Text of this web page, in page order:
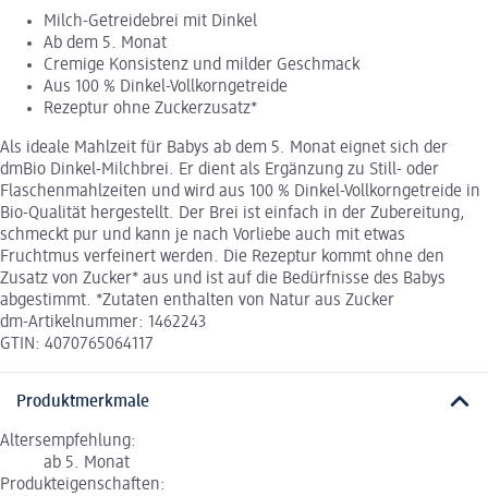
Milch-Getreidebrei mit Dinkel
Ab dem 5. Monat
Cremige Konsistenz und milder Geschmack
Aus 100 % Dinkel-Vollkorngetreide
Rezeptur ohne Zuckerzusatz*
Als ideale Mahlzeit für Babys ab dem 5. Monat eignet sich der
dmBio Dinkel-Milchbrei. Er dient als Ergänzung zu Still- oder
Flaschenmahlzeiten und wird aus 100 % Dinkel-Vollkorngetreide in
Bio-Qualität hergestellt. Der Brei ist einfach in der Zubereitung,
schmeckt pur und kann je nach Vorliebe auch mit etwas
Fruchtmus verfeinert werden. Die Rezeptur kommt ohne den
Zusatz von Zucker* aus und ist auf die Bedürfnisse des Babys
abgestimmt. *Zutaten enthalten von Natur aus Zucker
dm-Artikelnummer: 1462243
GTIN: 4070765064117
Produktmerkmale
Altersempfehlung:
ab 5. Monat
Produkteigenschaften: